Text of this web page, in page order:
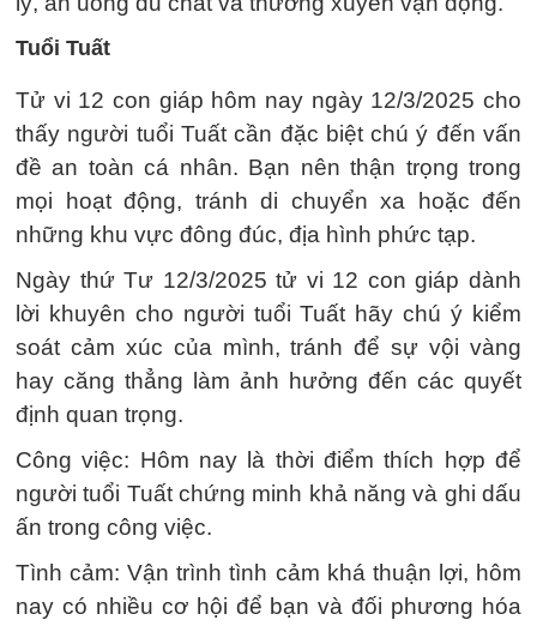
Tuổi Tuất
Tử vi 12 con giáp hôm nay ngày 12/3/2025 cho
thấy người tuổi Tuất cần đặc biệt chú ý đến vấn
đề an toàn cá nhân. Bạn nên thận trọng trong
mọi hoạt động, tránh di chuyển xa hoặc đến
những khu vực đông đúc, địa hình phức tạp.
Ngày thứ Tư 12/3/2025 tử vi 12 con giáp dành
lời khuyên cho người tuổi Tuất hãy chú ý kiểm
soát cảm xúc của mình, tránh để sự vội vàng
hay căng thẳng làm ảnh hưởng đến các quyết
định quan trọng.
Công việc: Hôm nay là thời điểm thích hợp để
người tuổi Tuất chứng minh khả năng và ghi dấu
ấn trong công việc.
Tình cảm: Vận trình tình cảm khá thuận lợi, hôm
nay có nhiều cơ hội để bạn và đối phương hóa